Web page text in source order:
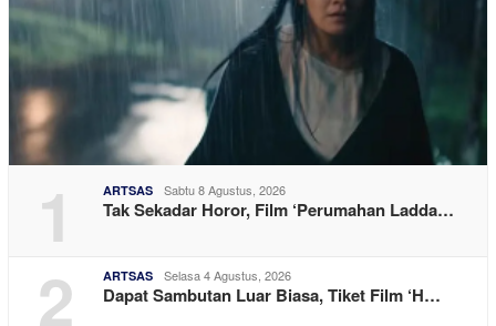
1 ARTSAS Sabtu 8 Agustus, 2026
Tak Sekadar Horor, Film ‘Perumahan Ladda…
2 ARTSAS Selasa 4 Agustus, 2026
Dapat Sambutan Luar Biasa, Tiket Film ‘H…